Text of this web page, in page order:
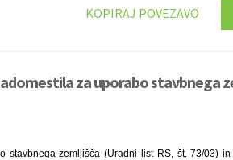
KOPIRAJ POVEZAVO
za uporabo stavbnega
stavbnega zemljišča (Uradni list RS, št. 73/03)